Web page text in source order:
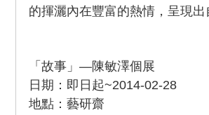
的揮灑內在豐富的熱情，呈現
「故事」—陳敏澤個展
日期：即日起~2014-02-28
地點：藝研齋